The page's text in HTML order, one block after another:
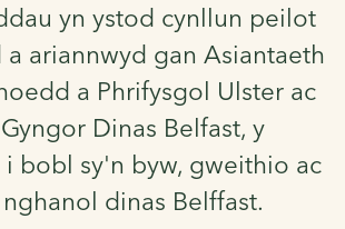
yn ystod cynllun peilot
ariannwyd gan Asiantaeth
a Phrifysgol Ulster ac
Dinas Belfast, y
i bobl sy'n byw, gweithio ac
dinas Belffast.